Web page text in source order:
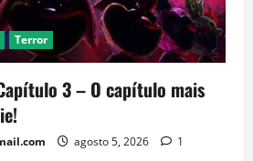
Terror
3 – O capítulo mais
agosto 5, 2026 1